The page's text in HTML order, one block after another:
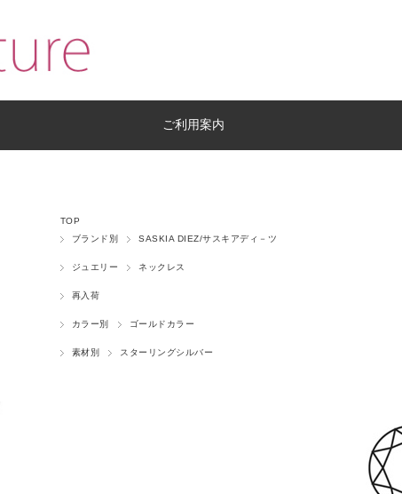
ご利用案内
TOP
ブランド別
SASKIA DIEZ/サスキアディ－ツ
ジュエリー ネックレス
再入荷
カラー別 ゴールドカラー
素材別 スターリングシルバー